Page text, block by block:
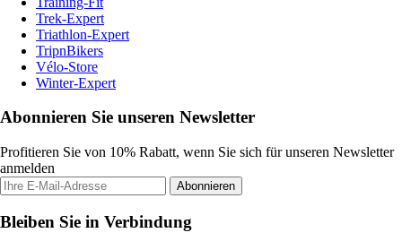
Trek-Expert
Triathlon-Expert
TripnBikers
Vélo-Store
Winter-Expert
Abonnieren Sie unseren Newsletter
Profitieren Sie von 10% Rabatt, wenn Sie sich für unseren Newsletter
anmelden
Abonnieren
Bleiben Sie in Verbindung